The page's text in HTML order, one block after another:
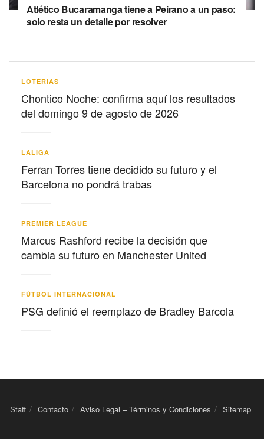
Atlético Bucaramanga tiene a Peirano a un paso:
solo resta un detalle por resolver
LOTERIAS
Chontico Noche: confirma aquí los resultados
del domingo 9 de agosto de 2026
LALIGA
Ferran Torres tiene decidido su futuro y el
Barcelona no pondrá trabas
PREMIER LEAGUE
Marcus Rashford recibe la decisión que
cambia su futuro en Manchester United
FÚTBOL INTERNACIONAL
PSG definió el reemplazo de Bradley Barcola
Staff Contacto Aviso Legal – Términos y Condiciones Sitemap